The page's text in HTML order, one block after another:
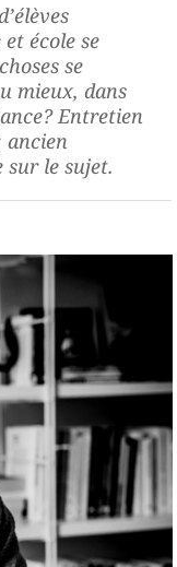
école se
se
mieux, dans
Entretien
ancien
sur le sujet.